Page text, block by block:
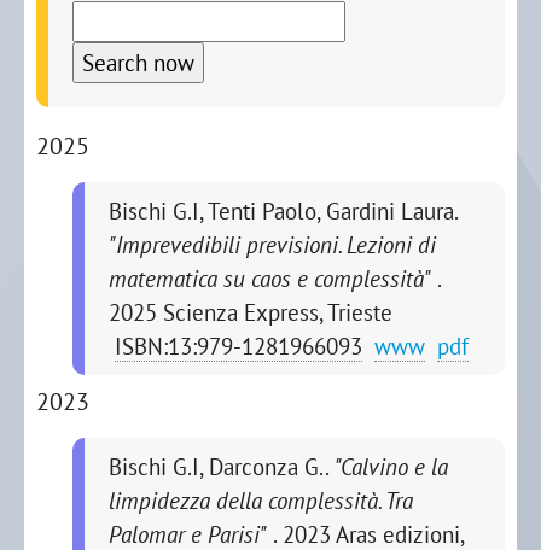
2025
Bischi G.I, Tenti Paolo, Gardini Laura.
"Imprevedibili previsioni. Lezioni di
matematica su caos e complessità" .
2025 Scienza Express, Trieste
ISBN:13:979-1281966093 www pdf
2023
Bischi G.I, Darconza G.. "Calvino e la
limpidezza della complessità. Tra
Palomar e Parisi" . 2023 Aras edizioni,